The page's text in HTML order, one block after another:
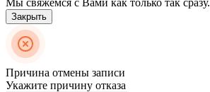
Закрыть
Причина отмены записи
Укажите причину отказа